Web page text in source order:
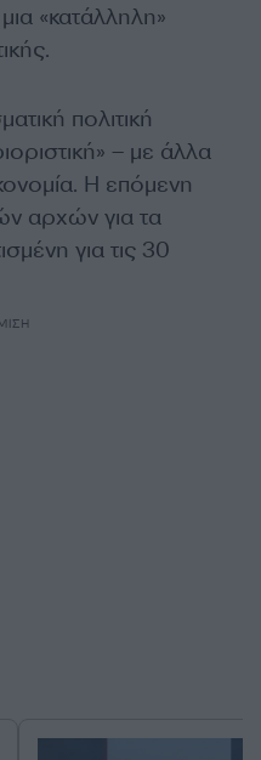
«κατάλληλη»
πολιτική
– με άλλα
Η επόμενη
αρχών για τα
για τις 30